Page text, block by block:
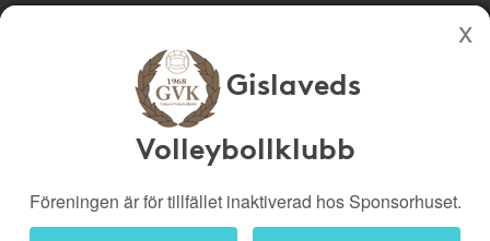
Köp genom denna sida stöttar Gislaveds Volleybollklubb
Bli medlem
Logga in
Gislaveds
Volleybollklubb
Föreningen är för tillfället inaktiverad hos Sponsorhuset.